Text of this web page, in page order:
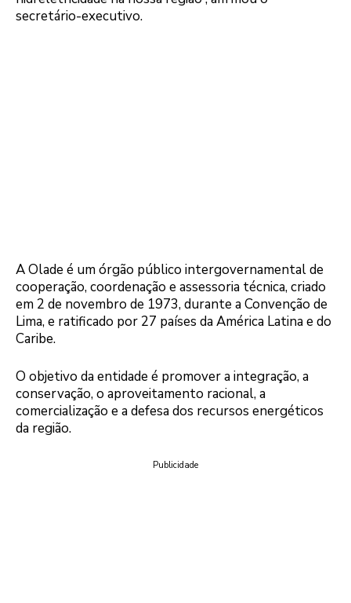
secretário-executivo.
A Olade é um órgão público intergovernamental de
cooperação, coordenação e assessoria técnica, criado
em 2 de novembro de 1973, durante a Convenção de
Lima, e ratificado por 27 países da América Latina e do
Caribe.
O objetivo da entidade é promover a integração, a
conservação, o aproveitamento racional, a
comercialização e a defesa dos recursos energéticos
da região.
Publicidade